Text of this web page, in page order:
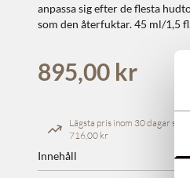
anpassa sig efter de flesta
som den återfuktar. 45 ml/1,5
895,00 kr
Lägsta pris inom 30 dagar
716,00 kr
Innehåll